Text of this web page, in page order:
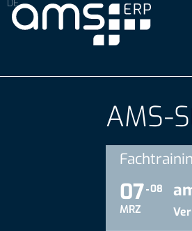
AMS-
07
MRZ
08